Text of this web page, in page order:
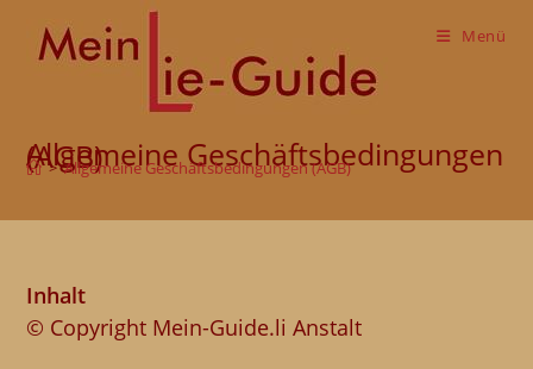
Inhalt
springen
Menü
Allgemeine Geschäftsbedingungen (AGB)
> Allgemeine Geschäftsbedingungen (AGB)
Inhalt
© Copyright Mein-Guide.li Anstalt